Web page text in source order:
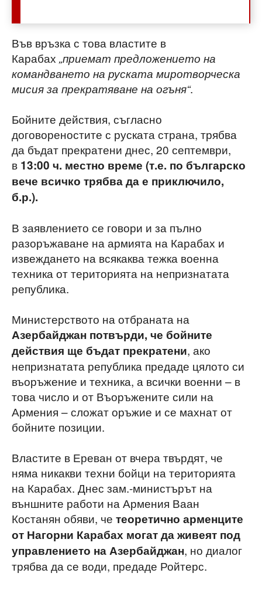
Във връзка с това властите в
Карабах „приемат предложението на
командването на руската миротворческа
мисия за прекратяване на огъня“.
Бойните действия, съгласно
договореностите с руската страна, трябва
да бъдат прекратени днес, 20 септември,
в 13:00 ч. местно време (т.е. по българско
вече всичко трябва да е приключило,
б.р.).
В заявлението се говори и за пълно
разоръжаване на армията на Карабах и
извеждането на всякаква тежка военна
техника от територията на непризнатата
република.
Министерството на отбраната на
Азербайджан потвърди, че бойните
действия ще бъдат прекратени, ако
непризнатата република предаде цялото си
въоръжение и техника, а всички военни – в
това число и от Въоръжените сили на
Армения – сложат оръжие и се махнат от
бойните позиции.
Властите в Ереван от вчера твърдят, че
няма никакви техни бойци на територията
на Карабах. Днес зам.-министърът на
външните работи на Армения Ваан
Костанян обяви, че теоретично арменците
от Нагорни Карабах могат да живеят под
управлението на Азербайджан, но диалог
трябва да се води, предаде Ройтерс.